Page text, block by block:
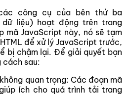
công cụ của bên thứ ba
liệu) hoạt động trên trang
mã JavaScript này, nó sẽ tạm
để xử lý JavaScript trước,
bị chậm lại. Để giải quyết bạn
cách sau:
quan trọng: Các đoạn mã
ích cho quá trình tải trang